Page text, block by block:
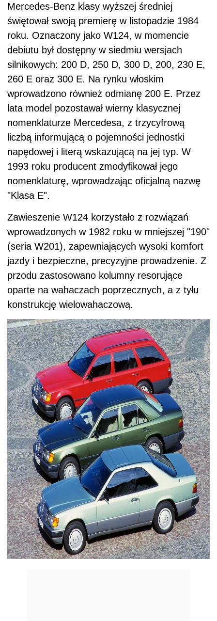
Mercedes-Benz klasy wyższej średniej
świętował swoją premierę w listopadzie 1984
roku. Oznaczony jako W124, w momencie
debiutu był dostępny w siedmiu wersjach
silnikowych: 200 D, 250 D, 300 D, 200, 230 E,
260 E oraz 300 E. Na rynku włoskim
wprowadzono również odmianę 200 E. Przez
lata model pozostawał wierny klasycznej
nomenklaturze Mercedesa, z trzycyfrową
liczbą informującą o pojemności jednostki
napędowej i literą wskazującą na jej typ. W
1993 roku producent zmodyfikował jego
nomenklaturę, wprowadzając oficjalną nazwę
"Klasa E".
Zawieszenie W124 korzystało z rozwiązań
wprowadzonych w 1982 roku w mniejszej "190"
(seria W201), zapewniających wysoki komfort
jazdy i bezpieczne, precyzyjne prowadzenie. Z
przodu zastosowano kolumny resorujące
oparte na wahaczach poprzecznych, a z tyłu
konstrukcję wielowahaczową.